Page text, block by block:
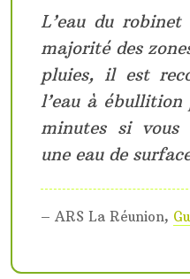
L’eau du
majorité des
pluies, il est
l’eau à
minutes si vous
une eau de
– ARS La Réunion,